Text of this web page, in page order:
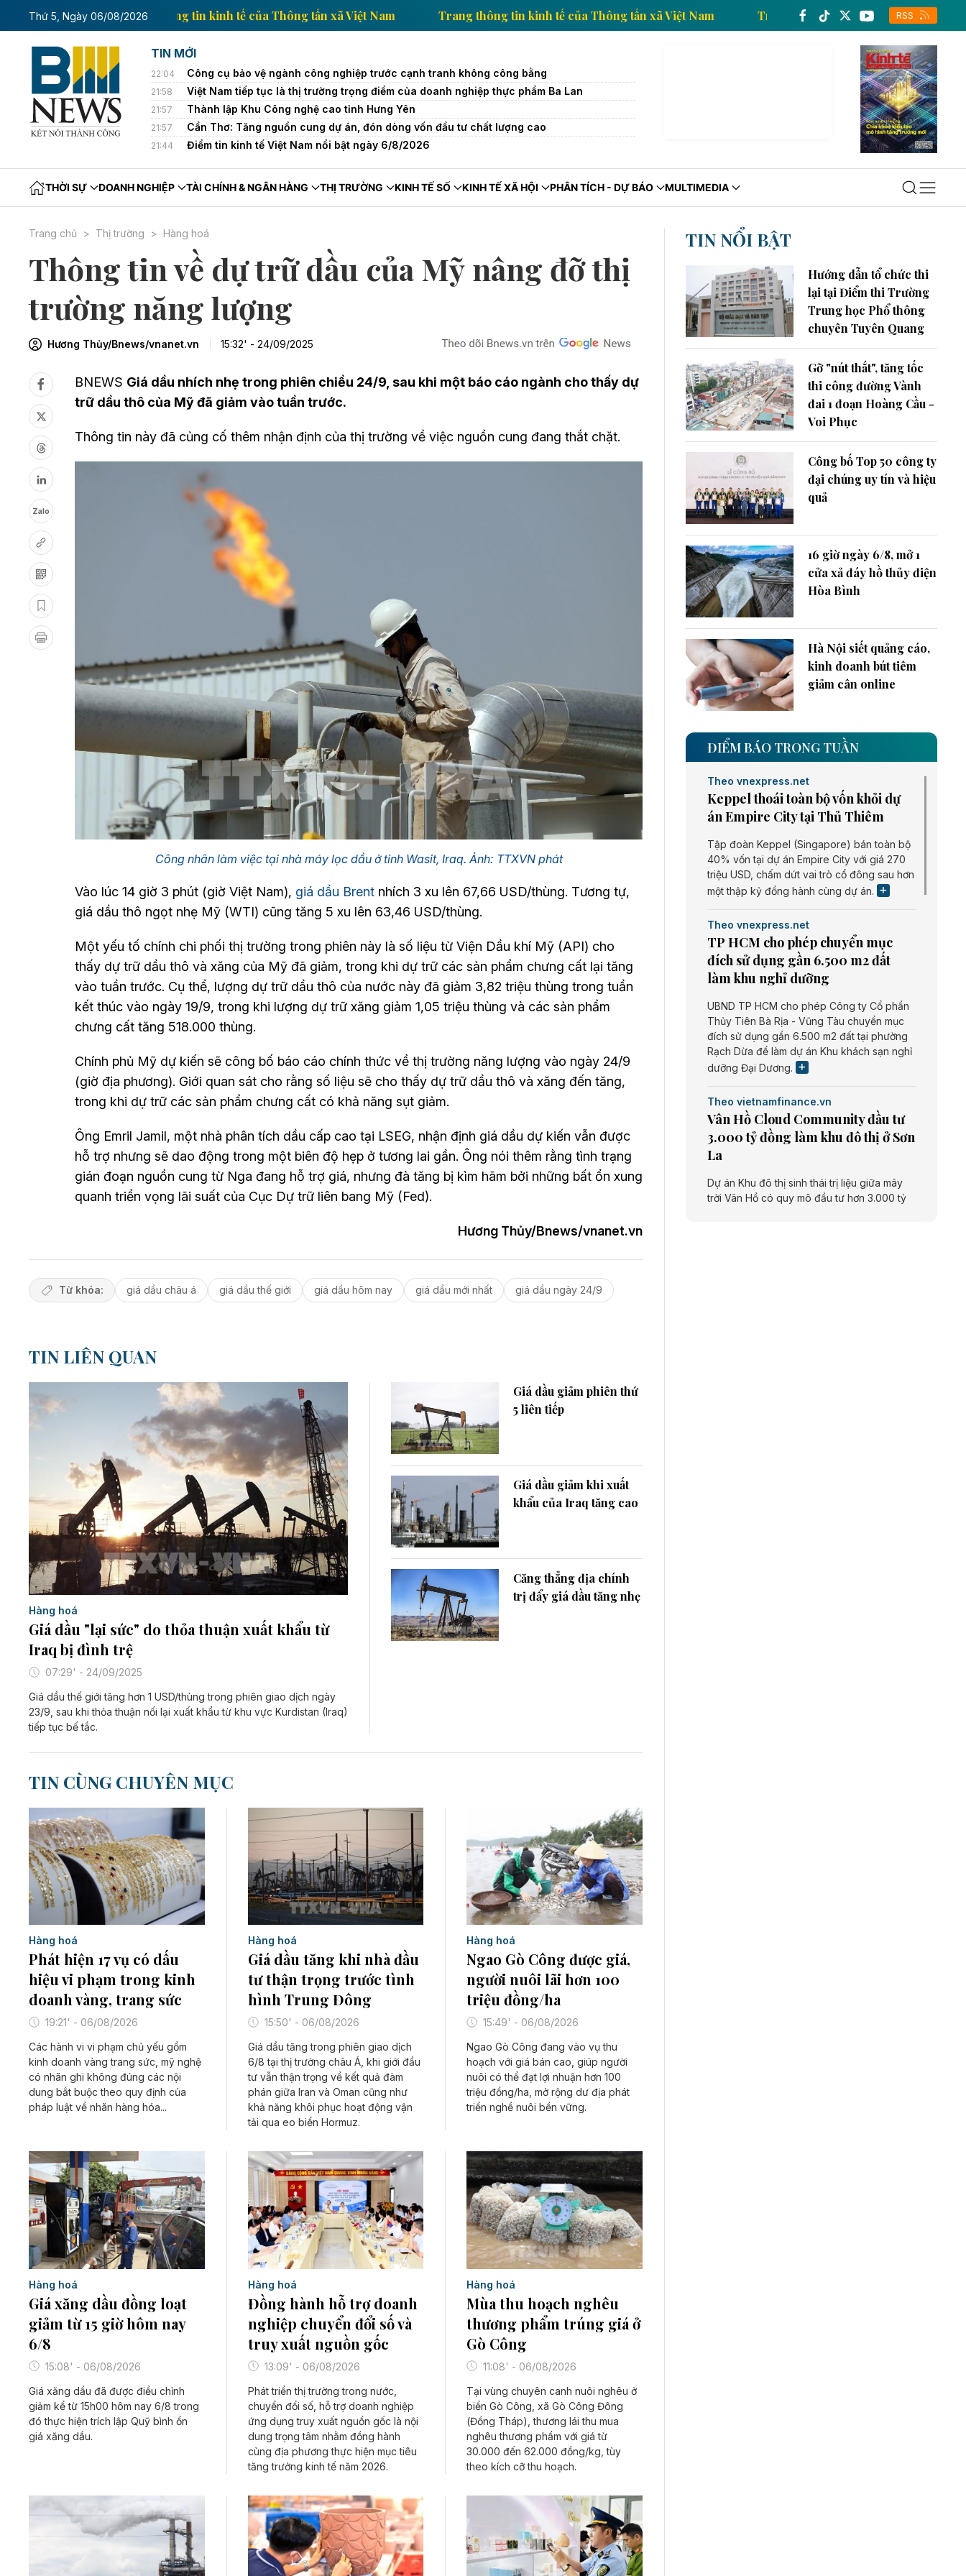
Thứ 5, Ngày 06/08/2026 Trang thông tin kinh tế của Thông tấn xã Việt Nam Trang thông tin kinh tế của Thông tấn xã Việt Nam Trang thông tin kinh tế
RSS
TIN MỚI
22:04 Công cụ bảo vệ ngành công nghiệp trước cạnh tranh không công bằng
21:58 Việt Nam tiếp tục là thị trường trọng điểm của doanh nghiệp thực phẩm Ba Lan
21:57 Thành lập Khu Công nghệ cao tỉnh Hưng Yên
21:57 Cần Thơ: Tăng nguồn cung dự án, đón dòng vốn đầu tư chất lượng cao
21:44 Điểm tin kinh tế Việt Nam nổi bật ngày 6/8/2026
THỜI SỰ DOANH NGHIỆP TÀI CHÍNH & NGÂN HÀNG THỊ TRƯỜNG KINH TẾ SỐ KINH TẾ XÃ HỘI PHÂN TÍCH - DỰ BÁO MULTIMEDIA
Trang chủ Thị trường Hàng hoá
Thông tin về dự trữ dầu của Mỹ nâng đỡ thị
trường năng lượng
Hương Thủy/Bnews/vnanet.vn 15:32' - 24/09/2025
Zalo
BNEWS Giá dầu nhích nhẹ trong phiên chiều 24/9, sau khi một báo cáo ngành cho thấy dự
trữ dầu thô của Mỹ đã giảm vào tuần trước.
Thông tin này đã củng cố thêm nhận định của thị trường về việc nguồn cung đang thắt chặt.
Công nhân làm việc tại nhà máy lọc dầu ở tỉnh Wasit, Iraq. Ảnh: TTXVN phát
Vào lúc 14 giờ 3 phút (giờ Việt Nam), giá dầu Brent nhích 3 xu lên 67,66 USD/thùng. Tương tự,
giá dầu thô ngọt nhẹ Mỹ (WTI) cũng tăng 5 xu lên 63,46 USD/thùng.
Một yếu tố chính chi phối thị trường trong phiên này là số liệu từ Viện Dầu khí Mỹ (API) cho
thấy dự trữ dầu thô và xăng của Mỹ đã giảm, trong khi dự trữ các sản phẩm chưng cất lại tăng
vào tuần trước. Cụ thể, lượng dự trữ dầu thô của nước này đã giảm 3,82 triệu thùng trong tuần
kết thúc vào ngày 19/9, trong khi lượng dự trữ xăng giảm 1,05 triệu thùng và các sản phẩm
chưng cất tăng 518.000 thùng.
Chính phủ Mỹ dự kiến sẽ công bố báo cáo chính thức về thị trường năng lượng vào ngày 24/9
(giờ địa phương). Giới quan sát cho rằng số liệu sẽ cho thấy dự trữ dầu thô và xăng đến tăng,
trong khi dự trữ các sản phẩm chưng cất có khả năng sụt giảm.
Ông Emril Jamil, một nhà phân tích dầu cấp cao tại LSEG, nhận định giá dầu dự kiến vẫn được
hỗ trợ nhưng sẽ dao động trong một biên độ hẹp ở tương lai gần. Ông nói thêm rằng tình trạng
gián đoạn nguồn cung từ Nga đang hỗ trợ giá, nhưng đà tăng bị kìm hãm bởi những bất ổn xung
quanh triển vọng lãi suất của Cục Dự trữ liên bang Mỹ (Fed).
Hương Thủy/Bnews/vnanet.vn
Từ khóa: giá dầu châu á giá dầu thế giới giá dầu hôm nay giá dầu mới nhất giá dầu ngày 24/9
TIN LIÊN QUAN
Hàng hoá
Giá dầu "lại sức" do thỏa thuận xuất khẩu từ
Iraq bị đình trệ
07:29' - 24/09/2025
Giá dầu thế giới tăng hơn 1 USD/thùng trong phiên giao dịch ngày
23/9, sau khi thỏa thuận nối lại xuất khẩu từ khu vực Kurdistan (Iraq)
tiếp tục bế tắc.
Giá dầu giảm phiên thứ
5 liên tiếp
Giá dầu giảm khi xuất
khẩu của Iraq tăng cao
Căng thẳng địa chính
trị đẩy giá dầu tăng nhẹ
TIN CÙNG CHUYÊN MỤC
Hàng hoá
Phát hiện 17 vụ có dấu
hiệu vi phạm trong kinh
doanh vàng, trang sức
19:21' - 06/08/2026
Các hành vi vi phạm chủ yếu gồm
kinh doanh vàng trang sức, mỹ nghệ
có nhãn ghi không đúng các nội
dung bắt buộc theo quy định của
pháp luật về nhãn hàng hóa...
Hàng hoá
Giá dầu tăng khi nhà đầu
tư thận trọng trước tình
hình Trung Đông
15:50' - 06/08/2026
Giá dầu tăng trong phiên giao dịch
6/8 tại thị trường châu Á, khi giới đầu
tư vẫn thận trọng về kết quả đàm
phán giữa Iran và Oman cũng như
khả năng khôi phục hoạt động vận
tải qua eo biển Hormuz.
Hàng hoá
Ngao Gò Công được giá,
người nuôi lãi hơn 100
triệu đồng/ha
15:49' - 06/08/2026
Ngao Gò Công đang vào vụ thu
hoạch với giá bán cao, giúp người
nuôi có thể đạt lợi nhuận hơn 100
triệu đồng/ha, mở rộng dư địa phát
triển nghề nuôi bền vững.
Hàng hoá
Giá xăng dầu đồng loạt
giảm từ 15 giờ hôm nay
6/8
15:08' - 06/08/2026
Giá xăng dầu đã được điều chỉnh
giảm kể từ 15h00 hôm nay 6/8 trong
đó thực hiện trích lập Quỹ bình ổn
giá xăng dầu.
Hàng hoá
Đồng hành hỗ trợ doanh
nghiệp chuyển đổi số và
truy xuất nguồn gốc
13:09' - 06/08/2026
Phát triển thị trường trong nước,
chuyển đổi số, hỗ trợ doanh nghiệp
ứng dụng truy xuất nguồn gốc là nội
dung trọng tâm nhằm đồng hành
cùng địa phương thực hiện mục tiêu
tăng trưởng kinh tế năm 2026.
Hàng hoá
Mùa thu hoạch nghêu
thương phẩm trúng giá ở
Gò Công
11:08' - 06/08/2026
Tại vùng chuyên canh nuôi nghêu ở
biển Gò Công, xã Gò Công Đông
(Đồng Tháp), thương lái thu mua
nghêu thương phẩm với giá từ
30.000 đến 62.000 đồng/kg, tùy
theo kích cỡ thu hoạch.
TIN NỔI BẬT
Hướng dẫn tổ chức thi
lại tại Điểm thi Trường
Trung học Phổ thông
chuyên Tuyên Quang
Gỡ "nút thắt", tăng tốc
thi công đường Vành
đai 1 đoạn Hoàng Cầu -
Voi Phục
Công bố Top 50 công ty
đại chúng uy tín và hiệu
quả
16 giờ ngày 6/8, mở 1
cửa xả đáy hồ thủy điện
Hòa Bình
Hà Nội siết quảng cáo,
kinh doanh bút tiêm
giảm cân online
ĐIỂM BÁO TRONG TUẦN
Theo vnexpress.net
Keppel thoái toàn bộ vốn khỏi dự
án Empire City tại Thủ Thiêm
Tập đoàn Keppel (Singapore) bán toàn bộ
40% vốn tại dự án Empire City với giá 270
triệu USD, chấm dứt vai trò cổ đông sau hơn
một thập kỷ đồng hành cùng dự án.
Theo vnexpress.net
TP HCM cho phép chuyển mục
đích sử dụng gần 6.500 m2 đất
làm khu nghỉ dưỡng
UBND TP HCM cho phép Công ty Cổ phần
Thủy Tiên Bà Rịa - Vũng Tàu chuyển mục
đích sử dụng gần 6.500 m2 đất tại phường
Rạch Dừa để làm dự án Khu khách sạn nghỉ
dưỡng Đại Dương.
Theo vietnamfinance.vn
Vân Hồ Cloud Community đầu tư
3.000 tỷ đồng làm khu đô thị ở Sơn
La
Dự án Khu đô thị sinh thái trị liệu giữa mây
trời Vân Hồ có quy mô đầu tư hơn 3.000 tỷ